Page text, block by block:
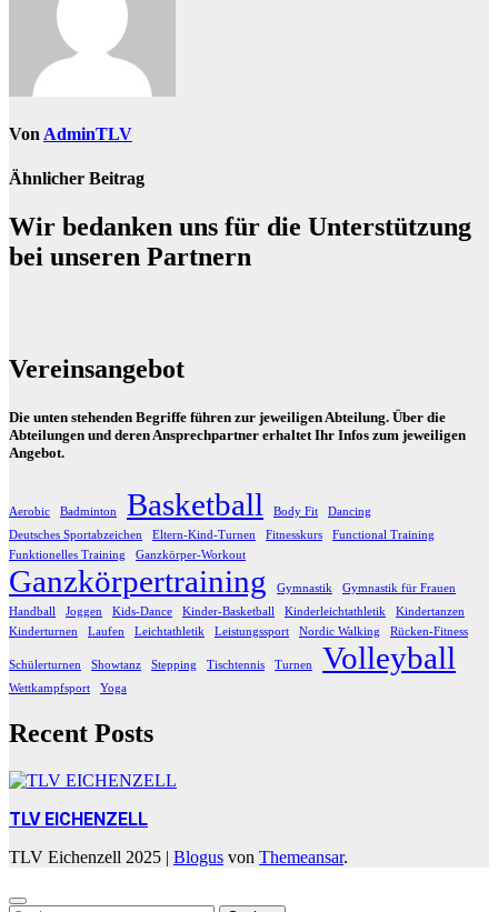
Von AdminTLV
Ähnlicher Beitrag
Wir bedanken uns für die Unterstützung
bei unseren Partnern
Vereinsangebot
Die unten stehenden Begriffe führen zur jeweiligen Abteilung. Über die
Abteilungen und deren Ansprechpartner erhaltet Ihr Infos zum jeweiligen
Angebot.
Aerobic Badminton Basketball Body Fit
Dancing
Deutsches Sportabzeichen
Eltern-Kind-Turnen Fitnesskurs
Functional Training
Funktionelles Training
Ganzkörper-Workout
Ganzkörpertraining Gymnastik
Gymnastik für Frauen
Handball
Joggen Kids-Dance Kinder-Basketball Kinderleichtathletik
Kindertanzen
Kinderturnen
Laufen Leichtathletik Leistungssport Nordic Walking Rücken-Fitness
Schülerturnen Showtanz Stepping Tischtennis Turnen Volleyball
Wettkampfsport Yoga
Recent Posts
TLV EICHENZELL
TLV Eichenzell 2025 | Blogus von Themeansar.